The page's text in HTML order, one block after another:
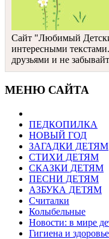
Сайт "Любимый
интересными
друзьями и не
МЕНЮ САЙТА
ПЕДКОПИЛКА
НОВЫЙ ГОД
ЗАГАДКИ ДЕТЯМ
СТИХИ ДЕТЯМ
СКАЗКИ ДЕТЯМ
ПЕСНИ ДЕТЯМ
АЗБУКА ДЕТЯМ
Считалки
Колыбельные
Новости: в мире
Гигиена и